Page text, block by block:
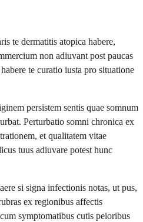
te dermatitis atopica habere,
non adiuvant post paucas
te curatio iusta pro situatione
persistem sentis quae somnum
Perturbatio somni chronica ex
et qualitatem vitae
tuus adiuvare potest hunc
si signa infectionis notas, ut pus,
ex regionibus affectis
symptomatibus cutis peioribus